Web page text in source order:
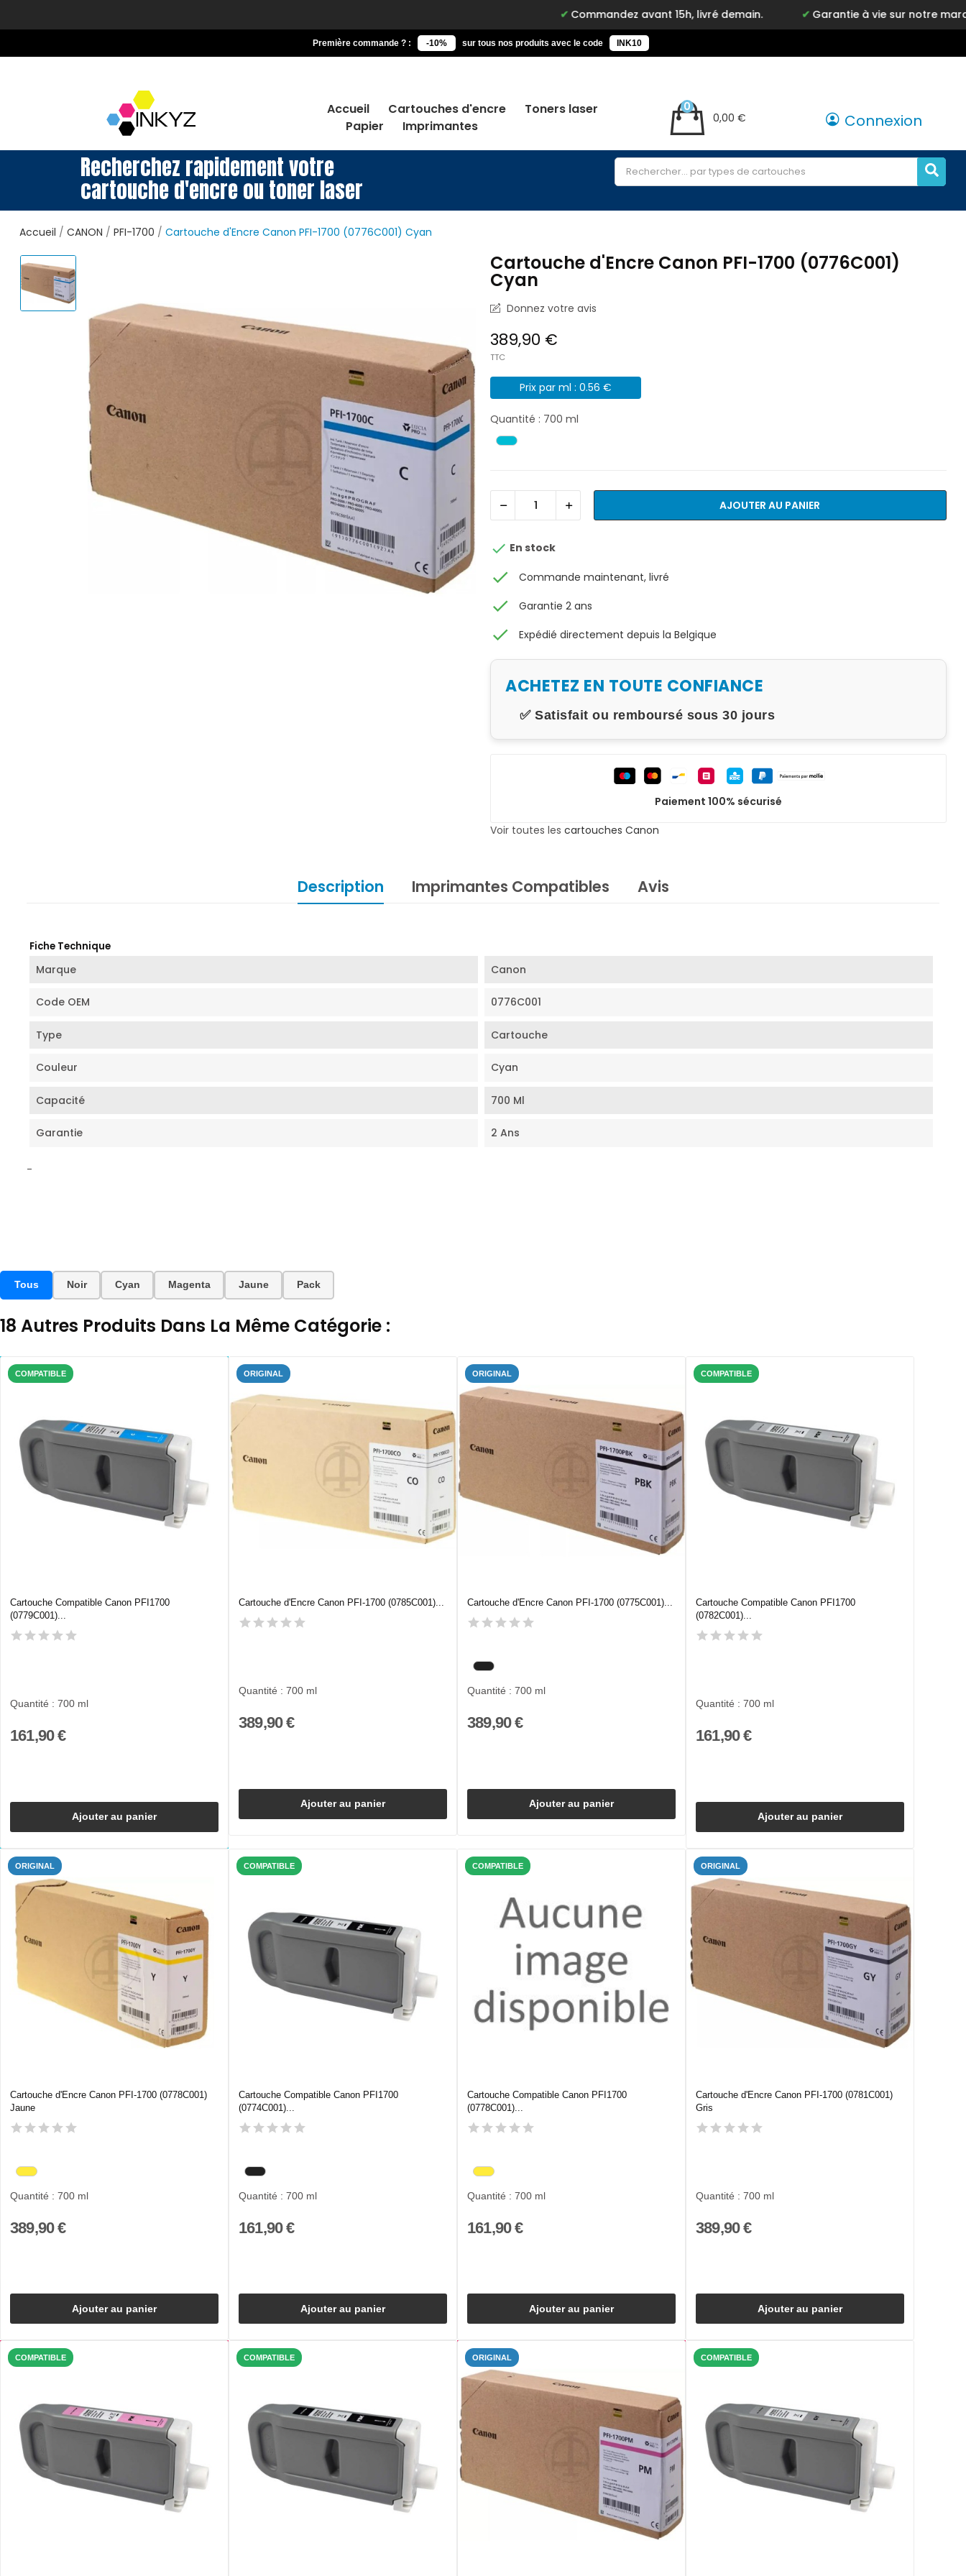
Commandez avant 15h, livré demain. Garantie à vie sur notre marque Inkyz
Première commande ? : -10% sur tous nos produits avec le code INK10
Accueil Cartouches d'encre
Toners laser
Papier
Imprimantes
0,00 €
0
Connexion
Recherchez rapidement votre
cartouche d'encre ou toner laser
Accueil CANON PFI-1700 Cartouche d'Encre Canon PFI-1700 (0776C001) Cyan
Cartouche d'Encre Canon PFI-1700 (0776C001)
Cyan
Donnez votre avis
389,90 €
TTC
Prix par ml : 0.56 €
Quantité : 700 ml
AJOUTER AU PANIER
 En stock
check Commande maintenant, livré
check Garantie 2 ans
check Expédié directement depuis la Belgique
ACHETEZ EN TOUTE CONFIANCE
✅ Satisfait ou remboursé sous 30 jours
Paiement 100% sécurisé
Voir toutes les cartouches Canon
Description Imprimantes Compatibles Avis
Fiche Technique
Marque Canon
Code OEM 0776C001
Type Cartouche
Couleur Cyan
Capacité 700 Ml
Garantie 2 Ans
-
Tous Noir Cyan Magenta Jaune Pack
18 Autres Produits Dans La Même Catégorie :
COMPATIBLE
Cartouche Compatible Canon PFI1700
(0779C001)...
Quantité : 700 ml
161,90 €
Ajouter au panier
ORIGINAL
Cartouche d'Encre Canon PFI-1700 (0785C001)...
Quantité : 700 ml
389,90 €
Ajouter au panier
ORIGINAL
Cartouche d'Encre Canon PFI-1700 (0775C001)...
Quantité : 700 ml
389,90 €
Ajouter au panier
COMPATIBLE
Cartouche Compatible Canon PFI1700
(0782C001)...
Quantité : 700 ml
161,90 €
Ajouter au panier
ORIGINAL
Cartouche d'Encre Canon PFI-1700 (0778C001)
Jaune
Quantité : 700 ml
389,90 €
Ajouter au panier
COMPATIBLE
Cartouche Compatible Canon PFI1700
(0774C001)...
Quantité : 700 ml
161,90 €
Ajouter au panier
COMPATIBLE
Cartouche Compatible Canon PFI1700
(0778C001)...
Quantité : 700 ml
161,90 €
Ajouter au panier
ORIGINAL
Cartouche d'Encre Canon PFI-1700 (0781C001)
Gris
Quantité : 700 ml
389,90 €
Ajouter au panier
COMPATIBLE COMPATIBLE ORIGINAL COMPATIBLE